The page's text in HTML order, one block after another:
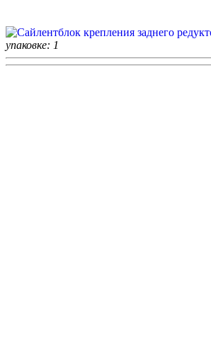
упаковке: 1